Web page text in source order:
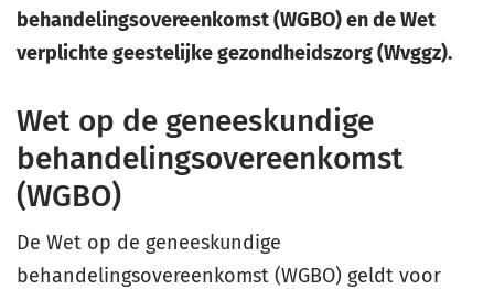
behandelingsovereenkomst (WGBO) en de Wet
verplichte geestelijke gezondheidszorg (Wvggz).
Wet op de geneeskundige
behandelingsovereenkomst
(WGBO)
De Wet op de geneeskundige
behandelingsovereenkomst (WGBO) geldt voor